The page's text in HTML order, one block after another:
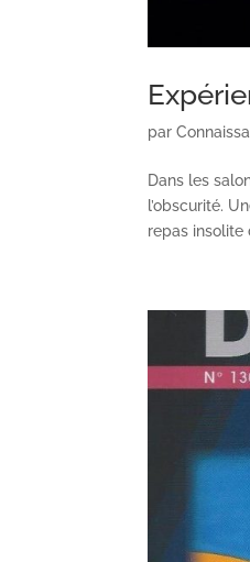
par
Dans les
l’obscurité.
repas insolite